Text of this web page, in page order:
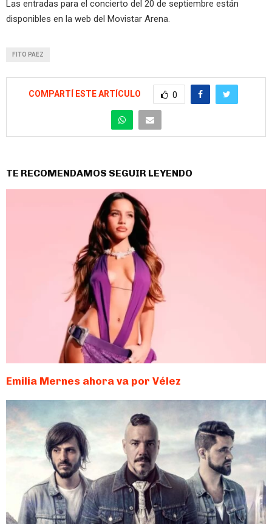
Las entradas para el concierto del 20 de septiembre están
disponibles en la web del Movistar Arena.
FITO PAEZ
COMPARTÍ ESTE ARTÍCULO 0
TE RECOMENDAMOS SEGUIR LEYENDO
Emilia Mernes ahora va por Vélez